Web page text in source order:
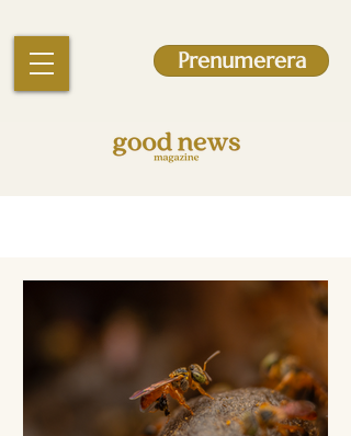
Prenumerera